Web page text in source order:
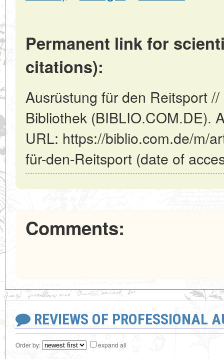
Permanent link for
citations):
Ausrüstung für den Reitsport
Bibliothek (BIBLIO.COM.DE).
URL: https://biblio.com.de/m/
für-den-Reitsport (date of
Comments:
REVIEWS OF PROFESSIONAL
Order by: expand all